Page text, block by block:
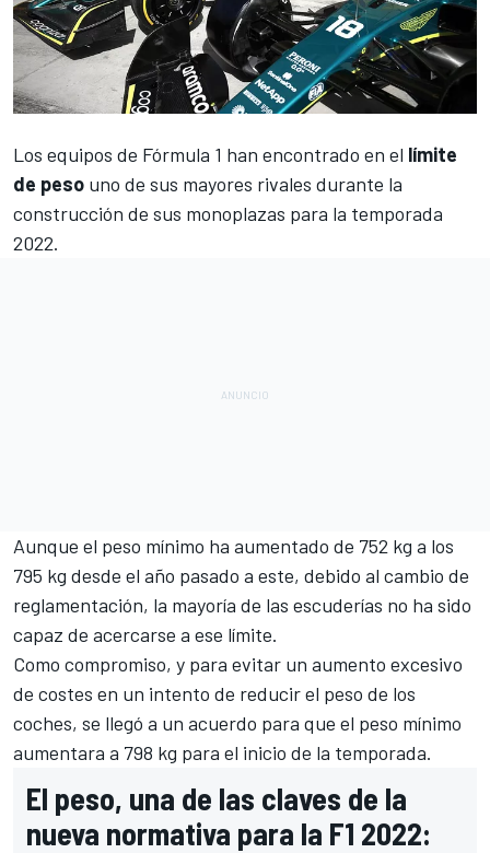
Los equipos de Fórmula 1 han encontrado en el límite
de peso uno de sus mayores rivales durante la
construcción de sus monoplazas para la temporada
2022.
Aunque el peso mínimo ha aumentado de 752 kg a los
795 kg desde el año pasado a este, debido al cambio de
reglamentación, la mayoría de las escuderías no ha sido
capaz de acercarse a ese límite.
Como compromiso, y para evitar un aumento excesivo
de costes en un intento de reducir el peso de los
coches, se llegó a un acuerdo para que el peso mínimo
aumentara a 798 kg para el inicio de la temporada.
El peso, una de las claves de la
nueva normativa para la F1 2022: